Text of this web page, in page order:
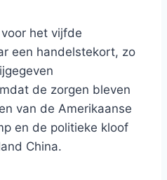
het vijfde
een handelstekort, zo
de zorgen bleven
van de Amerikaanse
en de politieke kloof
China.